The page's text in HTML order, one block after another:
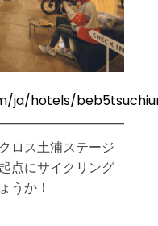
ja/hotels/
ロス土浦ステージ
点にサイクリング
うか！